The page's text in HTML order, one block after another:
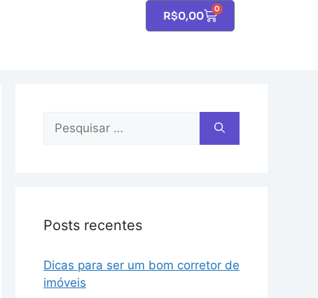
R$0,00
0
Posts recentes
Dicas para ser um bom corretor de
imóveis